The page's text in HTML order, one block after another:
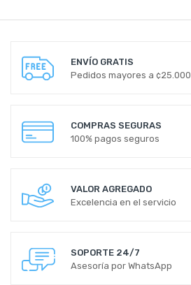
ENVÍO GRATIS
Pedidos mayores a ¢25.000
COMPRAS SEGURAS
100% pagos seguros
VALOR AGREGADO
Excelencia en el servicio
SOPORTE 24/7
Asesoría por WhatsApp